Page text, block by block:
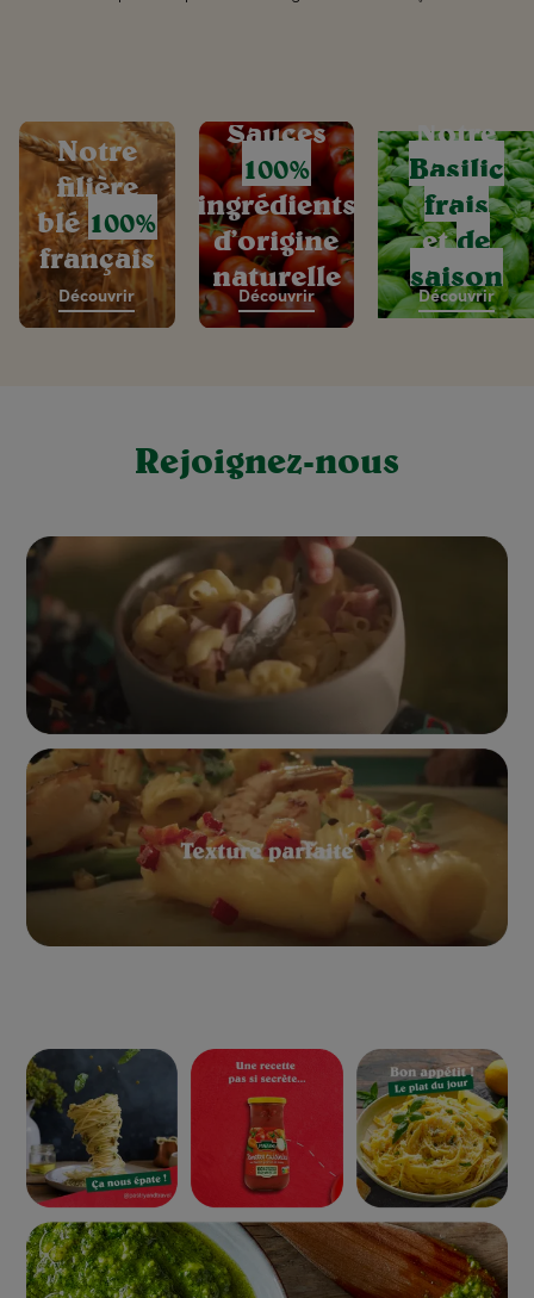
Notre
filière
blé100%
français
Découvrir
Sauces
100%
ingrédients
d’origine
naturelle
Découvrir
Notre
Basilic
frais
etde
saison
Découvrir
Rejoignez-nous